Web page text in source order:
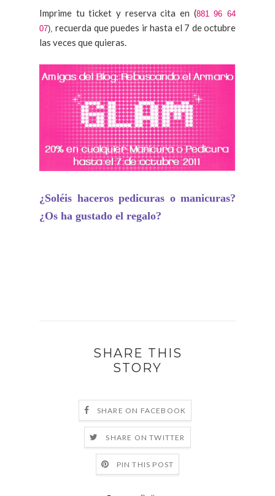
Imprime tu ticket y reserva cita en (881 96 64
07),recuerda que puedes ir hasta el 7 de octubre
las veces que quieras.
¿Soléis haceros pedicuras o manicuras?
¿Os ha gustado el regalo?
SHARE THIS
STORY
SHARE ON FACEBOOK
SHARE ON TWITTER
PIN THIS POST